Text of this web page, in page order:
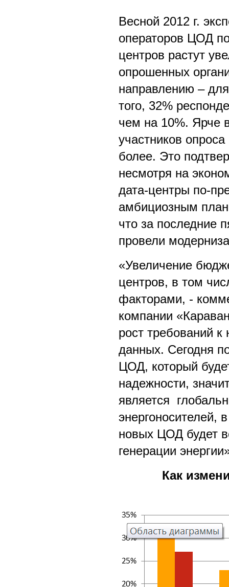
Весной 2012 г.
операторов ЦОД
центров растут
опрошенных
направлению –
того, 32%
чем на 10%. Ярче
участников
более. Это
несмотря на
дата-центры по-
амбициозным
что за последние
провели
«Увеличение
центров, в том
факторами, -
компании
рост требований
данных. Сегодня
ЦОД, который
надежности,
является
энергоносителей,
новых ЦОД будет
генерации
Как